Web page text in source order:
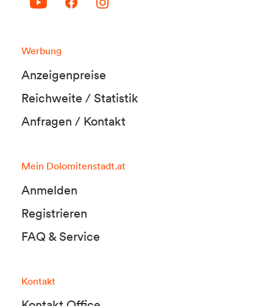
Werbung
Anzeigenpreise
Reichweite / Statistik
Anfragen / Kontakt
Mein Dolomitenstadt.at
Anmelden
Registrieren
FAQ & Service
Kontakt